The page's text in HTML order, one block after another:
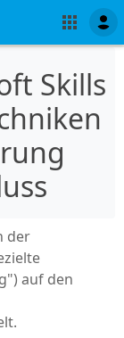
Skills
der
auf den